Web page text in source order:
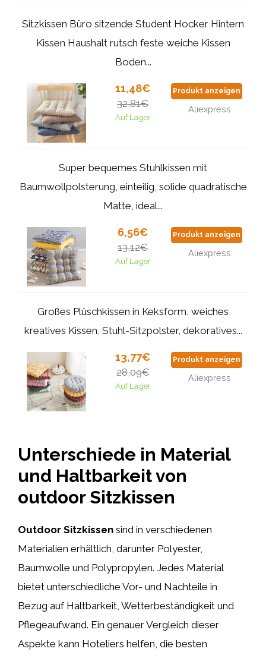
Sitzkissen Büro sitzende Student Hocker Hintern
Kissen Haushalt rutsch feste weiche Kissen
Boden...
11,48€
32,81€
Auf Lager
Produkt anzeigen
Aliexpress
Super bequemes Stuhlkissen mit
Baumwollpolsterung, einteilig, solide quadratische
Matte, ideal...
6,56€
13,12€
Auf Lager
Produkt anzeigen
Aliexpress
Großes Plüschkissen in Keksform, weiches
kreatives Kissen, Stuhl-Sitzpolster, dekoratives...
13,77€
28,09€
Auf Lager
Produkt anzeigen
Aliexpress
Unterschiede in Material
und Haltbarkeit von
outdoor Sitzkissen
Outdoor Sitzkissen sind in verschiedenen
Materialien erhältlich, darunter Polyester,
Baumwolle und Polypropylen. Jedes Material
bietet unterschiedliche Vor- und Nachteile in
Bezug auf Haltbarkeit, Wetterbeständigkeit und
Pflegeaufwand. Ein genauer Vergleich dieser
Aspekte kann Hoteliers helfen, die besten